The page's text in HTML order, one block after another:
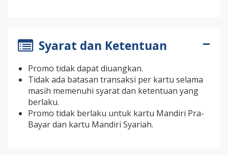
Syarat dan Ketentuan
Promo tidak dapat diuangkan.
Tidak ada batasan transaksi per kartu selama
masih memenuhi syarat dan ketentuan yang
berlaku.
Promo tidak berlaku untuk kartu Mandiri Pra-
Bayar dan kartu Mandiri Syariah.